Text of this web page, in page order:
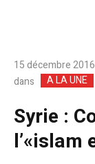
15 décembre 2016
dans
A LA UNE
Syrie :
l’«islam